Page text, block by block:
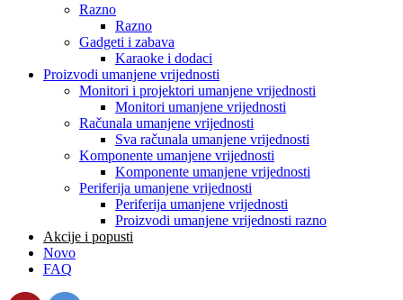
Razno
Razno
Gadgeti i zabava
Karaoke i dodaci
Proizvodi umanjene vrijednosti
Monitori i projektori umanjene vrijednosti
Monitori umanjene vrijednosti
Računala umanjene vrijednosti
Sva računala umanjene vrijednosti
Komponente umanjene vrijednosti
Komponente umanjene vrijednosti
Periferija umanjene vrijednosti
Periferija umanjene vrijednosti
Proizvodi umanjene vrijednosti razno
Akcije i popusti
Novo
FAQ